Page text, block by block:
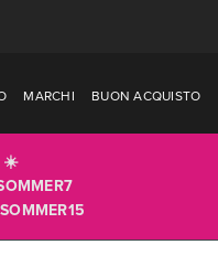
MARCHI BUON ACQUISTO
☀️
SOMMER15